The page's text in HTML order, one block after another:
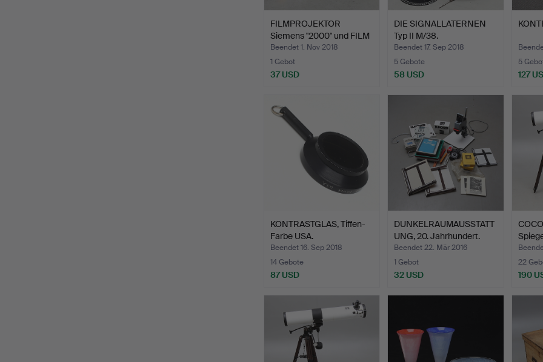
FILMPROJEKTOR
Siemens "2000" und FILM
SCRE…
Beendet 1. Nov 2018
1 Gebot
37 USD
DIE SIGNALLATERNEN
Typ II M/38.
Beendet 17. Sep 2018
5 Gebote
58 USD
5
127
KONTRASTGLAS, Tiffen-
Farbe USA.
Beendet 16. Sep 2018
14 Gebote
87 USD
DUNKELRAUMAUSSTATT
UNG, 20. Jahrhundert.
Beendet 22. Mär 2016
1 Gebot
32 USD
22
190